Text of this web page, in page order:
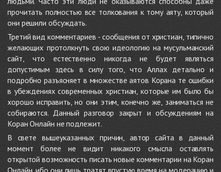
прочитать полностью все толкования к тому аяту, который
они решили обсуждать.
Третий вид комментариев - сообщения от христиан, типично
желающих протолкнуть свою идеологию на мусульманский
сайт, что естественно никогда не будет являться
допустимым здесь в силу того, что Аллах детально и
подробно разъясняет в множестве аятов Корана те ошибки
в убеждениях современных христиан, которые им было бы
хорошо исправить, но они этим, конечно же, заниматься не
собираются. Данный разговор закрыт и обсуждениям на
Коран Онлайн не подлежит.
В свете вышеуказанных причин, автор сайта в данный
момент более не видит никакого смысла оставлять
открытой возможность писать новые комментарии на Коран
Онлайн, ибо они лишь тратят впустую время на модерацию и